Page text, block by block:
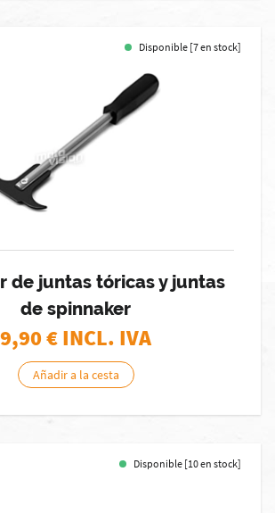
Disponible [7 en stock]
de juntas tóricas y juntas
de spinnaker
9,90€ INCL. IVA
Añadir a la cesta
Disponible [10 en stock]